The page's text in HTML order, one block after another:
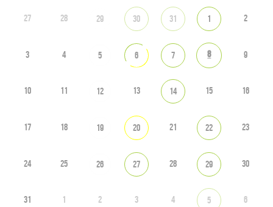
27 28 29 30 31 1 2
3 4 5 6 7 8 9
10 11 12 13 14 15 16
17 18 19 20 21 22 23
24 25 26 27 28 29 30
31 1 2 3 4 5 6